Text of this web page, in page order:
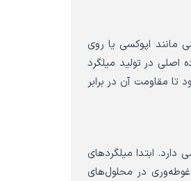
مانند اپوکسی یا روی
اصلی در تولید میلگرد
مقاومت آن در برابر
ابتدا میلگردهای
غوطه‌وری در محلول‌های